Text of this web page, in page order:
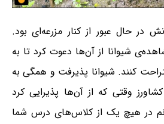
در حال عبور از کنار مزرعه‌ای بود.
شیوانا از آن‌ها دعوت کرد تا به
کنند. شیوانا پذیرفت و همگی به
وقتی که از آن‌ها پذیرایی کرد
در هیچ یک از کلاس‌های درس شما